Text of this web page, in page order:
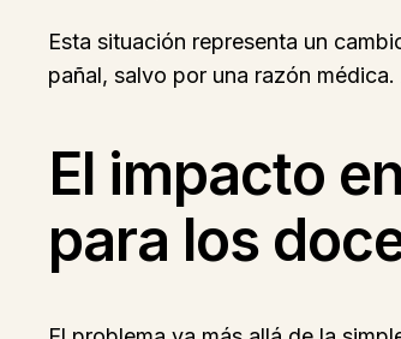
Esta situación representa un
pañal, salvo por una razón
El impacto
para los